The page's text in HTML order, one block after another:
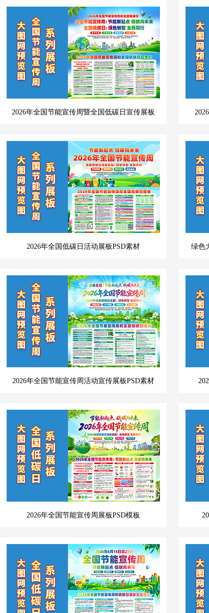
2026年全国节能宣传周暨全国低碳日宣传展板
2026年全国低碳日活动展板PSD素材 绿色
2026年全国节能宣传周活动宣传展板PSD素材
2026年全国节能宣传周展板PSD模板